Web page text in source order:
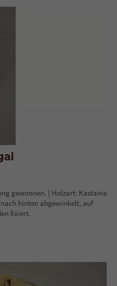
gewonnen. | Holzart: Kastanie
hinten abgewinkelt, auf
fixiert.